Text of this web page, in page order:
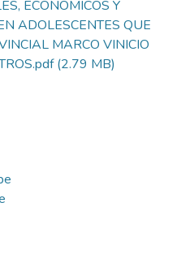
ECONOMICOS Y
ADOLESCENTES QUE
MARCO VINICIO
(2.79 MB)